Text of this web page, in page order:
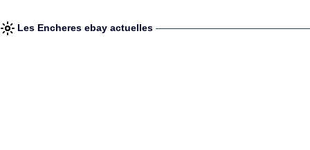
Les Encheres ebay actuelles